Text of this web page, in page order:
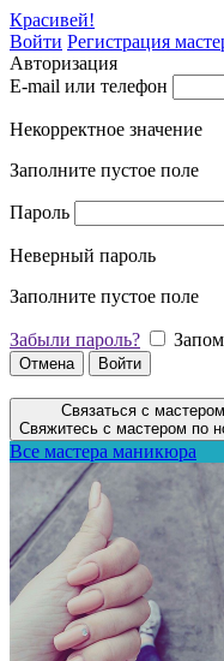
Красивей!
Войти Регистрация
Авторизация
E-mail или телефон
Некорректное значение
Заполните пустое поле
Пароль
Неверный пароль
Заполните пустое поле
Забыли пароль?
Отмена Войти
Связаться с мастером
Свяжитесь с мастером по
Все мастера маникюра